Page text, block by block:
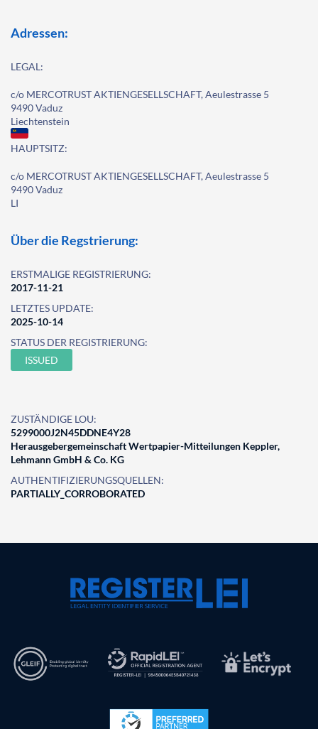
Adressen:
LEGAL:
c/o MERCOTRUST AKTIENGESELLSCHAFT, Aeulestrasse 5
9490 Vaduz
Liechtenstein
HAUPTSITZ:
c/o MERCOTRUST AKTIENGESELLSCHAFT, Aeulestrasse 5
9490 Vaduz
LI
Über die Regstrierung:
ERSTMALIGE REGISTRIERUNG:
2017-11-21
LETZTES UPDATE:
2025-10-14
STATUS DER REGISTRIERUNG:
ISSUED
ZUSTÄNDIGE LOU:
5299000J2N45DDNE4Y28
Herausgebergemeinschaft Wertpapier-Mitteilungen Keppler,
Lehmann GmbH & Co. KG
AUTHENTIFIZIERUNGSQUELLEN:
PARTIALLY_CORROBORATED